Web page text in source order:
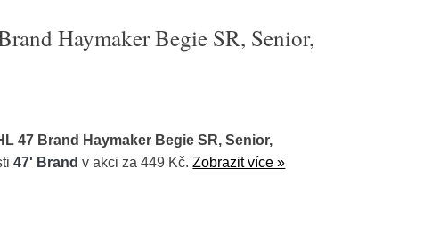
Haymaker Begie SR, Senior,
47 Brand Haymaker Begie SR, Senior,
47' Brand v akci za 449 Kč.Zobrazit více »